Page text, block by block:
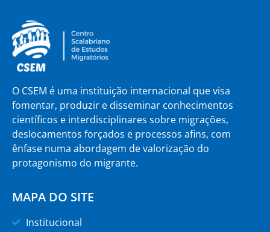
O CSEM é uma instituição internacional que visa
fomentar, produzir e disseminar conhecimentos
científicos e interdisciplinares sobre migrações,
deslocamentos forçados e processos afins, com
ênfase numa abordagem de valorização do
protagonismo do migrante.
MAPA DO SITE
Institucional